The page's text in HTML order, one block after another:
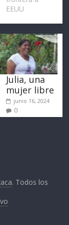
EEUU
Julia, una
mujer libre
junio 16, 2024
0
. Todos los